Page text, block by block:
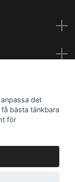
det
bästa tänkbara
för